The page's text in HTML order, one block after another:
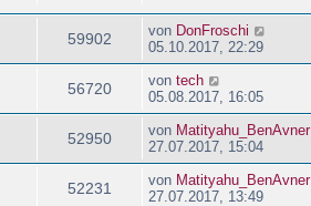
59902 von DonFroschi
05.10.2017, 22:29
56720 von tech
05.08.2017, 16:05
52950 von Matityahu_BenAvner
27.07.2017, 15:04
52231 von Matityahu_BenAvner
27.07.2017, 13:49